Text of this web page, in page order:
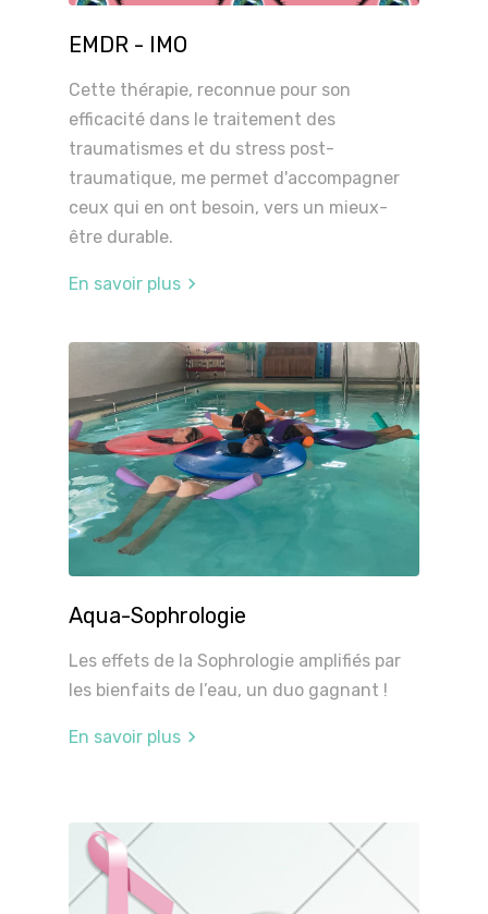
EMDR - IMO
Cette thérapie, reconnue pour son
efficacité dans le traitement des
traumatismes et du stress post-
traumatique, me permet d'accompagner
ceux qui en ont besoin, vers un mieux-
être durable.
En savoir plus
Aqua-Sophrologie
Les effets de la Sophrologie amplifiés par
les bienfaits de l’eau, un duo gagnant !
En savoir plus